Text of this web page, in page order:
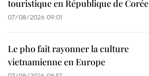
touristique en République de Corée
07/08/2026 09:01
Le pho fait rayonner la culture
vietnamienne en Europe